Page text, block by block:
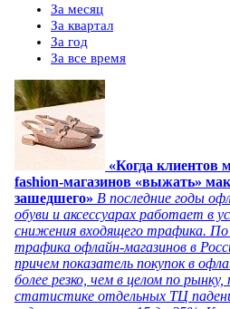
За месяц
За квартал
За год
За все время
«Когда клиентов
fashion-магазинов «выжать»
зашедшего» В последние годы
обуви и аксессуарах работает в
снижения входящего трафика.
трафика офлайн-магазинов в
причем показатель покупок в
более резко, чем в целом по
статистике отдельных ТЦ